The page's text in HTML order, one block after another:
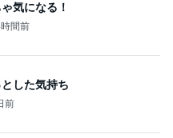
気になる！
間前
した気持ち
前